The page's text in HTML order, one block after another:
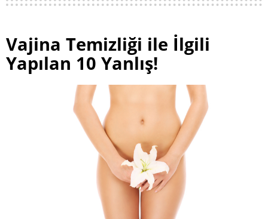
Vajina Temizliği ile İlgili
Yapılan 10 Yanlış!